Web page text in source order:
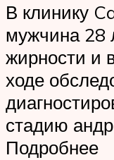
В клинику
мужчина 28
жирности и
ходе
стадию
Подробнее